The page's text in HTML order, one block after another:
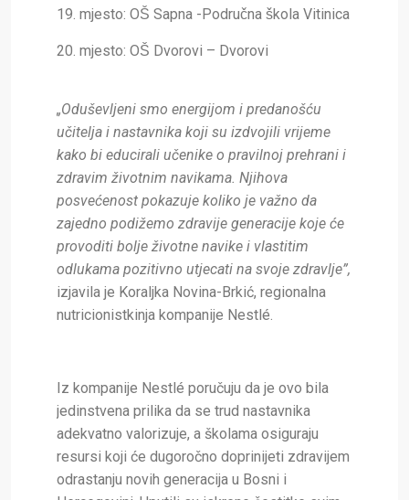
19. mjesto: OŠ Sapna -Područna škola Vitinica
20. mjesto: OŠ Dvorovi – Dvorovi
„Oduševljeni smo energijom i predanošću
učitelja i nastavnika koji su izdvojili vrijeme
kako bi educirali učenike o pravilnoj prehrani i
zdravim životnim navikama. Njihova
posvećenost pokazuje koliko je važno da
zajedno podižemo zdravije generacije koje će
provoditi bolje životne navike i vlastitim
odlukama pozitivno utjecati na svoje zdravlje”,
izjavila je Koraljka Novina-Brkić, regionalna
nutricionistkinja kompanije Nestlé.
Iz kompanije Nestlé poručuju da je ovo bila
jedinstvena prilika da se trud nastavnika
adekvatno valorizuje, a školama osiguraju
resursi koji će dugoročno doprinijeti zdravijem
odrastanju novih generacija u Bosni i